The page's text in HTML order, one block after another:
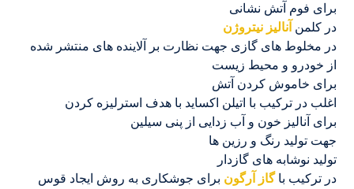
برای فوم آتش نشانی
در کلمن آنالیز نیتروژن
در مخلوط های گازی جهت نظارت بر آلاینده های منتشر شده
از خودرو و محیط زیست
برای خاموش کردن آتش
اغلب در ترکیب با اتیلن اکساید با هدف استرلیزه کردن
برای آنالیز خون و آب زدایی از پنی سیلین
جهت تولید رنگ و رزین ها
تولید نوشابه های گازدار
در ترکیب باگاز آرگون برای جوشکاری به روش ایجاد قوس